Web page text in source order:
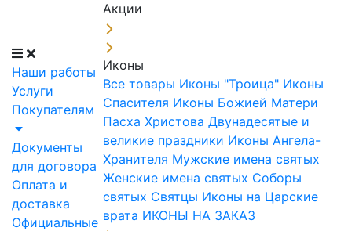
Наши работы
Услуги
Покупателям
Документы
для договора
Оплата и
доставка
Официальные
Акции
Иконы
Все товары Иконы "Троица" Иконы
Спасителя Иконы Божией Матери
Пасха Христова Двунадесятые и
великие праздники Иконы Ангела-
Хранителя Мужские имена святых
Женские имена святых Соборы
святых Святцы Иконы на Царские
врата ИКОНЫ НА ЗАКАЗ